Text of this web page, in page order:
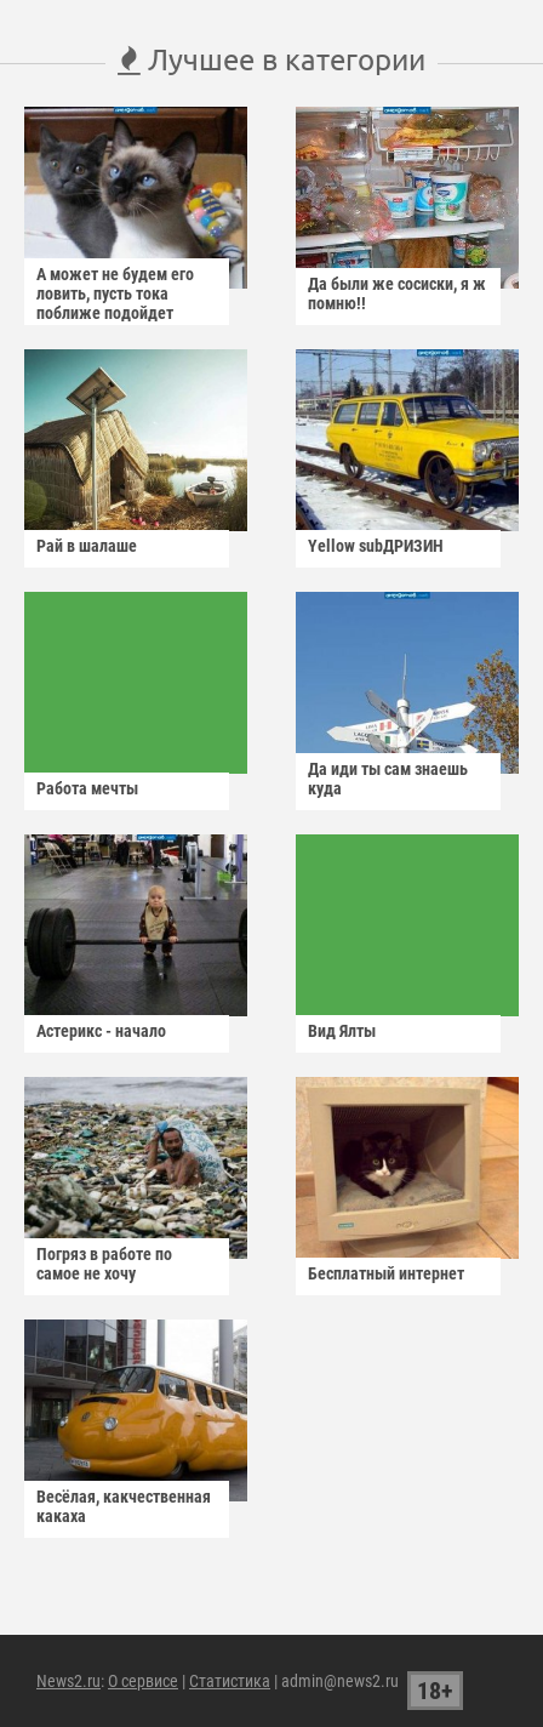
Лучшее в категории
А может не будем его
ловить, пусть тока
поближе подойдет
Да были же сосиски, я ж
помню!!
Рай в шалаше Yellow subДРИЗИН
Работа мечты
Да иди ты сам знаешь
куда
Астерикс - начало Вид Ялты
Погряз в работе по
самое не хочу
Бесплатный интернет
Весёлая, какчественная
какаха
News2.ru: О сервисе | Статистика | admin@news2.ru 18+